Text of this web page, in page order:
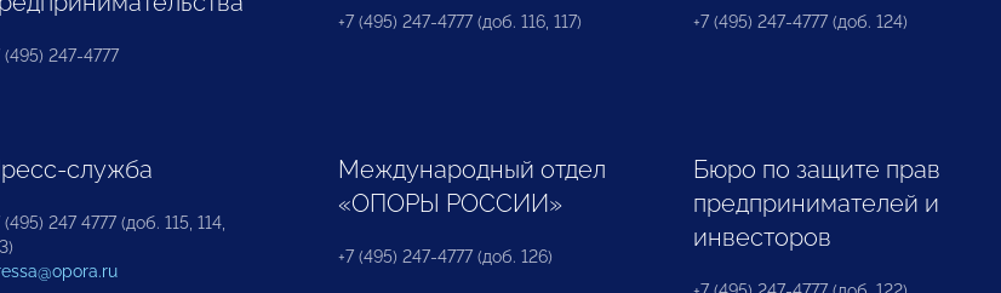
(495) 247-4777
+7 (495) 247-4777 (доб. 116, 117) +7 (495) 247-4777 (доб. 124)
служба
(495) 247 4777 (доб. 115, 114,
Международный отдел
«ОПОРЫ РОССИИ»
+7 (495) 247-4777 (доб. 126)
Бюро по защите прав
предпринимателей и
инвесторов